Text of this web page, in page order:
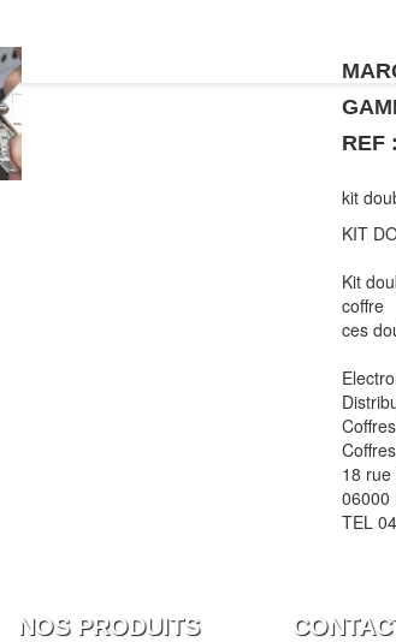
REF
kit
KIT
Kit
coffre
ces
18
06000
TEL
NOS PRODUITS